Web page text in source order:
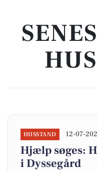
HUSSTAND 12-07-
Hjælp søges:
i Dyssegård